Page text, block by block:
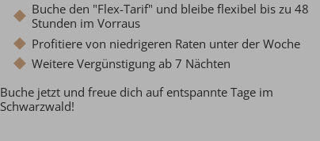
Buche den "Flex-Tarif" und bleibe flexibel bis zu 48
Stunden im Vorraus
Profitiere von niedrigeren Raten unter der Woche
Weitere Vergünstigung ab 7 Nächten
Buche jetzt und freue dich auf entspannte Tage im
Schwarzwald!